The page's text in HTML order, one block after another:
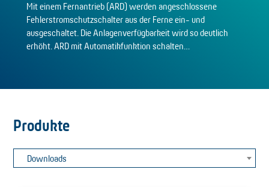
Mit einem Fernantrieb (ARD) werden angeschlossene
Fehlerstromschutzschalter aus der Ferne ein- und
ausgeschaltet. Die Anlagenverfügbarkeit wird so deutlich
erhöht. ARD mit Automatikfunktion schalten…
Produkte
Downloads